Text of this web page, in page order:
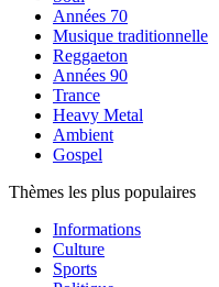
Années 70
Musique traditionnelle
Reggaeton
Années 90
Trance
Heavy Metal
Ambient
Gospel
Thèmes les plus populaires
Informations
Culture
Sports